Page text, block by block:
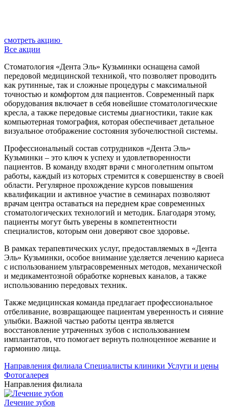
смотреть акцию
Все акции
Стоматология «Дента Эль» Кузьминки оснащена самой
передовой медицинской техникой, что позволяет проводить
как рутинные, так и сложные процедуры с максимальной
точностью и комфортом для пациентов. Современный парк
оборудования включает в себя новейшие стоматологические
кресла, а также передовые системы диагностики, такие как
компьютерная томография, которая обеспечивает детальное
визуальное отображение состояния зубочелюстной системы.
Профессиональный состав сотрудников «Дента Эль»
Кузьминки – это ключ к успеху и удовлетворенности
пациентов. В команду входят врачи с многолетним опытом
работы, каждый из которых стремится к совершенству в своей
области. Регулярное прохождение курсов повышения
квалификации и активное участие в семинарах позволяют
врачам центра оставаться на переднем крае современных
стоматологических технологий и методик. Благодаря этому,
пациенты могут быть уверены в компетентности
специалистов, которым они доверяют свое здоровье.
В рамках терапевтических услуг, предоставляемых в «Дента
Эль» Кузьминки, особое внимание уделяется лечению кариеса
с использованием ультрасовременных методов, механической
и медикаментозной обработке корневых каналов, а также
использованию передовых техник.
Также медицинская команда предлагает профессиональное
отбеливание, возвращающее пациентам уверенность и сияние
улыбки. Важной частью работы центра является
восстановление утраченных зубов с использованием
имплантатов, что помогает вернуть полноценное жевание и
гармонию лица.
Направления филиала Cпециалисты клиники Услуги и цены
Фотогалерея
Направления филиала
Лечение зубов